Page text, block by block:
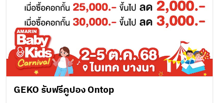
GEKO รับฟรีคูปอง Ontop